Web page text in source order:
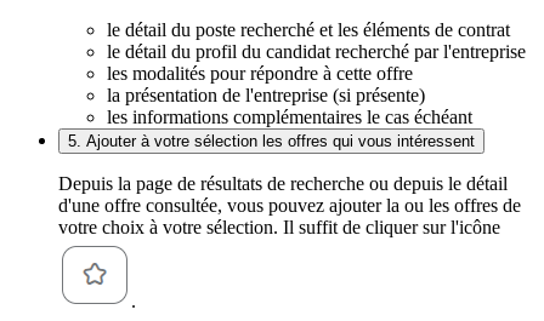
le détail du poste recherché et les éléments de contrat
le détail du profil du candidat recherché par l'entreprise
les modalités pour répondre à cette offre
la présentation de l'entreprise (si présente)
les informations complémentaires le cas échéant
5. Ajouter à votre sélection les offres qui vous intéressent
Depuis la page de résultats de recherche ou depuis le détail
d'une offre consultée, vous pouvez ajouter la ou les offres de
votre choix à votre sélection. Il suffit de cliquer sur l'icône
.